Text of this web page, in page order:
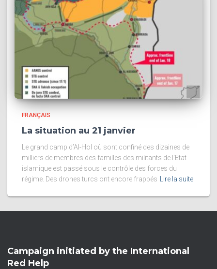
FRANÇAIS
La situation au 21 janvier
Le grand camp d’Al-Hol où sont confiné des dizaines de
milliers de membres des familles des militants de l’Etat
islamique est passé sous le contrôle des forces du
régime. Des drones turcs ont encore frappés
Lire la suite
Campaign initiated by the International
Red Help